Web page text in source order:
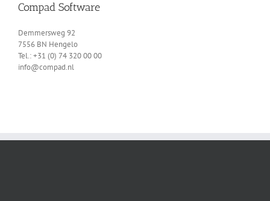
Compad Software
Demmersweg 92
7556 BN Hengelo
Tel.: +31 (0) 74 320 00 00
info@compad.nl